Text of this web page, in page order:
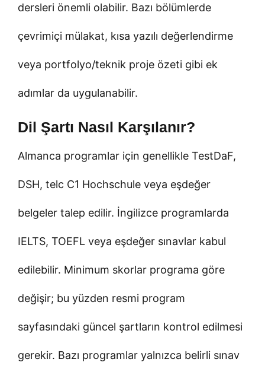
dersleri önemli olabilir. Bazı bölümlerde
çevrimiçi mülakat, kısa yazılı değerlendirme
veya portfolyo/teknik proje özeti gibi ek
adımlar da uygulanabilir.
Dil Şartı Nasıl Karşılanır?
Almanca programlar için genellikle TestDaF,
DSH, telc C1 Hochschule veya eşdeğer
belgeler talep edilir. İngilizce programlarda
IELTS, TOEFL veya eşdeğer sınavlar kabul
edilebilir. Minimum skorlar programa göre
değişir; bu yüzden resmi program
sayfasındaki güncel şartların kontrol edilmesi
gerekir. Bazı programlar yalnızca belirli sınav